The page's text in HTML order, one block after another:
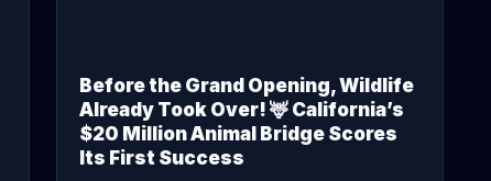
Before the Grand Opening, Wildlife
Already Took Over! 🦌 California’s
$20 Million Animal Bridge Scores
Its First Success